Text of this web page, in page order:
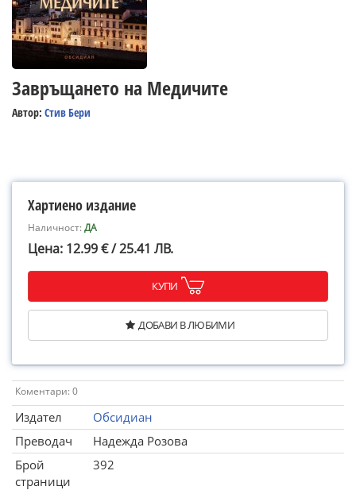
Завръщането на Медичите
Автор: Стив Бери
Хартиено издание
Наличност:ДА
Цена: 12.99 € / 25.41 ЛВ.
КУПИ
ДОБАВИ В ЛЮБИМИ
Коментари: 0
Издател
Обсидиан
Преводач
Надежда Розова
Брой
страници
392